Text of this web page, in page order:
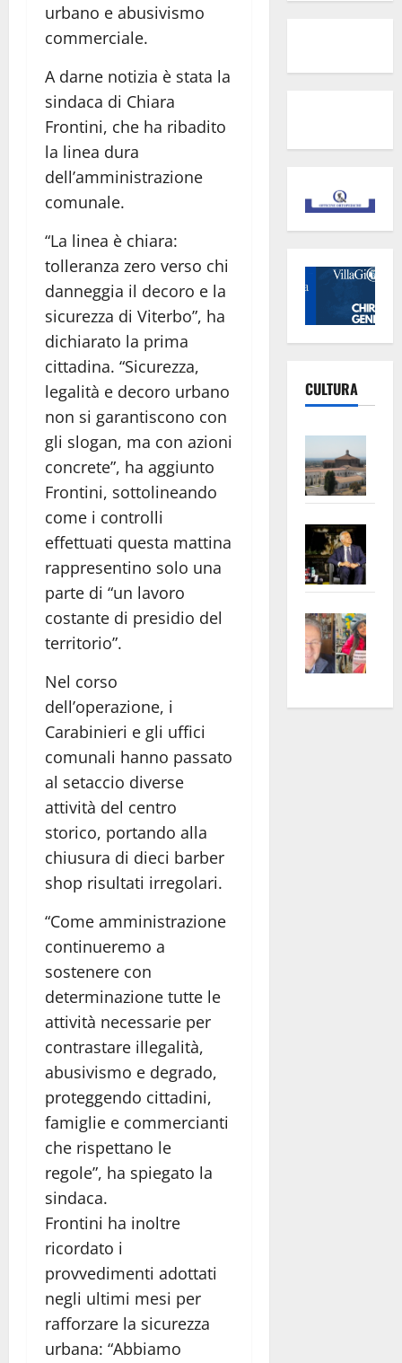
urbano e abusivismo
commerciale.
A darne notizia è stata la
sindaca di Chiara
Frontini, che ha ribadito
la linea dura
dell’amministrazione
comunale.
“La linea è chiara:
tolleranza zero verso chi
danneggia il decoro e la
sicurezza di Viterbo”, ha
dichiarato la prima
cittadina. “Sicurezza,
legalità e decoro urbano
non si garantiscono con
gli slogan, ma con azioni
concrete”, ha aggiunto
Frontini, sottolineando
come i controlli
effettuati questa mattina
rappresentino solo una
parte di “un lavoro
costante di presidio del
territorio”.
Nel corso
dell’operazione, i
Carabinieri e gli uffici
comunali hanno passato
al setaccio diverse
attività del centro
storico, portando alla
chiusura di dieci barber
shop risultati irregolari.
“Come amministrazione
continueremo a
sostenere con
determinazione tutte le
attività necessarie per
contrastare illegalità,
abusivismo e degrado,
proteggendo cittadini,
famiglie e commercianti
che rispettano le
regole”, ha spiegato la
sindaca.
Frontini ha inoltre
ricordato i
provvedimenti adottati
negli ultimi mesi per
rafforzare la sicurezza
urbana: “Abbiamo
CULTURA
euro
apre